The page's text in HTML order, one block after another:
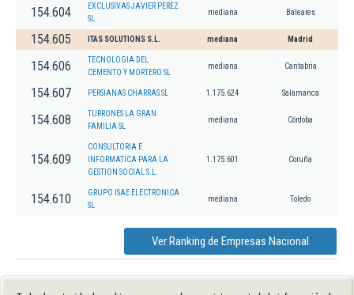
154.604
EXCLUSIVAS JAVIER PEREZ
SL.
mediana Baleares
154.605 ITAS SOLUTIONS S.L. mediana Madrid
154.606
TECNOLOGIA DEL
CEMENTO Y MORTERO SL
mediana Cantabria
154.607 PERSIANAS CHARRAS SL 1.175.624 Salamanca
154.608
TURRONES LA GRAN
FAMILIA SL
mediana Córdoba
154.609
CONSULTORIA E
INFORMATICA PARA LA
GESTION SOCIAL S.L.
1.175.601 Coruña
154.610
GRUPO ISAE ELECTRONICA
SL
mediana Toledo
Ver Ranking de Empresas Nacional